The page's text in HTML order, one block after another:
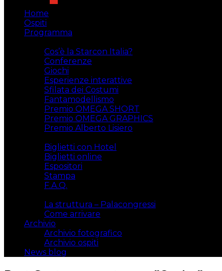
Home
Ospiti
Programma
Cos’è la Starcon Italia?
Conferenze
Giochi
Esperienze interattive
Sfilata dei Costumi
Fantamodellismo
Premio OMEGA SHORT
Premio OMEGA GRAPHICS
Premio Alberto Lisiero
Biglietti con Hotel
Biglietti online
Espositori
Stampa
F.A.Q.
La struttura – Palacongressi
Come arrivare
Archivio
Archivio fotografico
Archivio ospiti
News blog